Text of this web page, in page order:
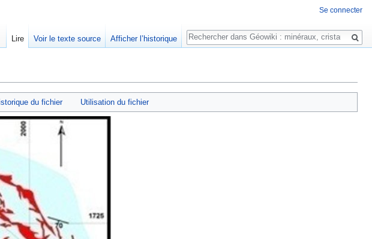
du fichier Utilisation du fichier
Se connecter
Lire Voir le texte source Afficher l’historique
Rechercher